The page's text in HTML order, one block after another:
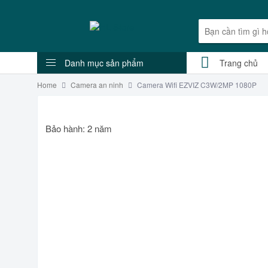
Danh mục sản phẩm Trang chủ
Home Camera an ninh Camera Wifi EZVIZ C3W/2MP 1080P
Bảo hành: 2 năm